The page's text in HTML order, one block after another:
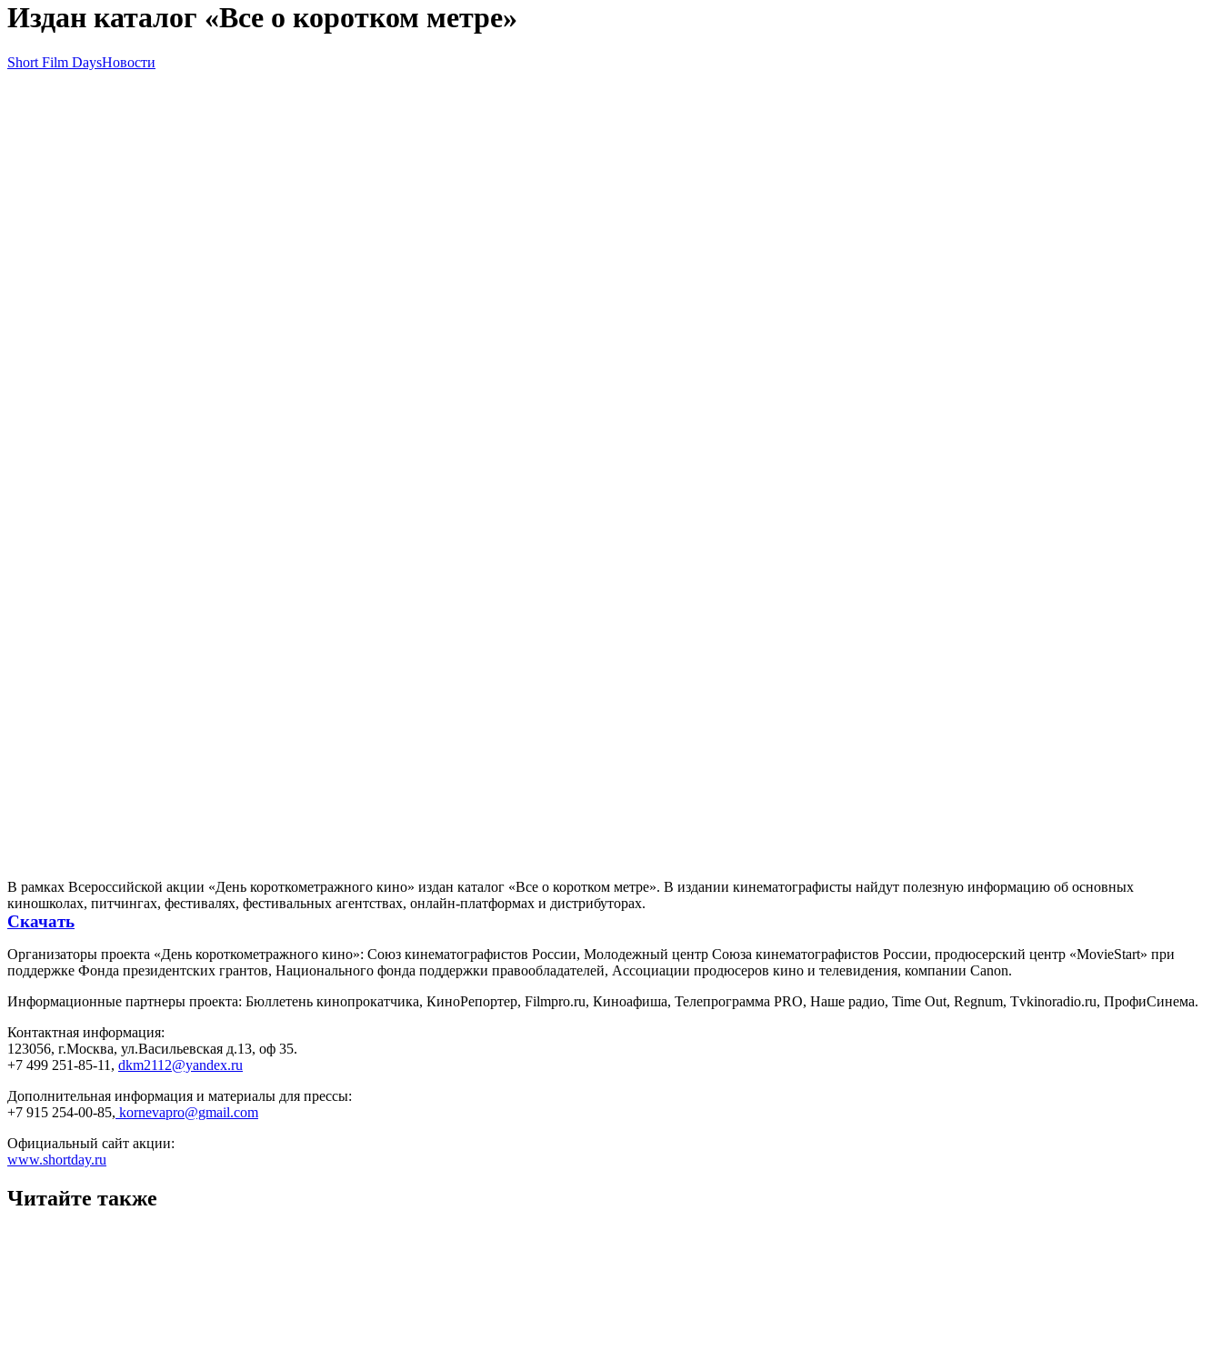
Издан каталог «Все о коротком метре»
Short Film DaysНовости
В рамках Всероссийской акции «День короткометражного кино» издан каталог «Все о коротком метре». В издании кинематографисты найдут полезную информацию об основных
киношколах, питчингах, фестивалях, фестивальных агентствах, онлайн-платформах и дистрибуторах.
Скачать
Организаторы проекта «День короткометражного кино»: Союз кинематографистов России, Молодежный центр Союза кинематографистов России, продюсерский центр «MovieStart» при
поддержке Фонда президентских грантов, Национального фонда поддержки правообладателей, Ассоциации продюсеров кино и телевидения, компании Canon.
Информационные партнеры проекта: Бюллетень кинопрокатчика, КиноРепортер, Filmpro.ru, Киноафиша, Телепрограмма PRO, Наше радио, Time Out, Regnum, Tvkinoradio.ru, ПрофиСинема.
Контактная информация:
123056, г.Москва, ул.Васильевская д.13, оф 35.
+7 499 251-85-11 , dkm2112@yandex.ru
Дополнительная информация и материалы для прессы:
+7 915 254-00-85, kornevapro@gmail.com
Официальный сайт акции:
www.shortday.ru
Читайте также